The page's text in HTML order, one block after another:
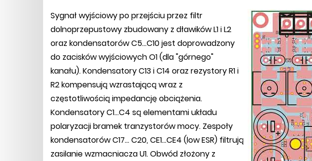
Sygnał wyjściowy po przejściu przez filtr
dolnoprzepustowy zbudowany z dławików L1 i L2
oraz kondensatorów C5...C10 jest doprowadzony
do zacisków wyjściowych O1 (dla "górnego"
kanału). Kondensatory C13 i C14 oraz rezystory R1 i
R2 kompensują wzrastającą wraz z
częstotliwością impedancję obciążenia.
Kondensatory C1...C4 są elementami układu
polaryzacji bramek tranzystorów mocy. Zespoły
kondensatorów C17... C20, CE1...CE4 (low ESR) filtrują
zasilanie wzmacniacza U1. Obwód złożony z